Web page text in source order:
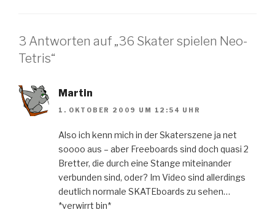
3 Antworten auf „36 Skater spielen Neo-
Tetris“
Martin
1. OKTOBER 2009 UM 12:54 UHR
Also ich kenn mich in der Skaterszene ja net
soooo aus – aber Freeboards sind doch quasi 2
Bretter, die durch eine Stange miteinander
verbunden sind, oder? Im Video sind allerdings
deutlich normale SKATEboards zu sehen…
*verwirrt bin*